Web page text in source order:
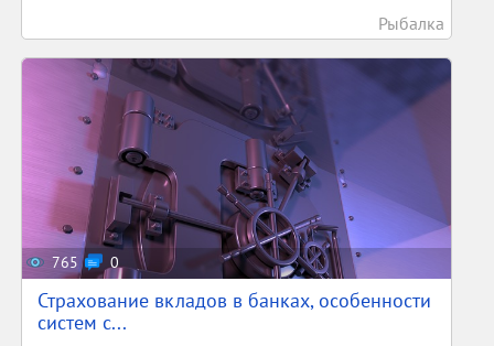
Рыбалка
765 0
Страхование вкладов в банках, особенности
систем с...